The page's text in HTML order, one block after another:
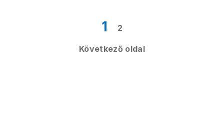
1 2
Következő oldal